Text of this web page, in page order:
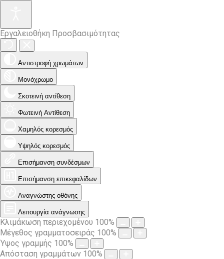
Εργαλειοθήκη Προσβασιμότητας
Αντιστροφή χρωμάτων
Μονόχρωμο
Σκοτεινή αντίθεση
Φωτεινή Αντίθεση
Χαμηλός κορεσμός
Υψηλός κορεσμός
Επισήμανση συνδέσμων
Επισήμανση επικεφαλίδων
Αναγνώστης οθόνης
Λειτουργία ανάγνωσης
Κλιμάκωση περιεχομένου 100%
Μέγεθος γραμματοσειράς 100%
Ύψος γραμμής 100%
Απόσταση γραμμάτων 100%